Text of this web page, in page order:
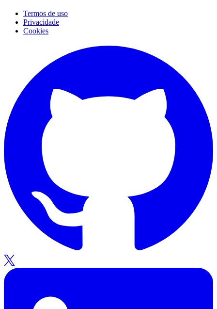
Termos de uso
Privacidade
Cookies